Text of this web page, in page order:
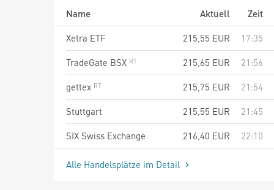
Name Aktuell
Zeit
Xetra ETF
215,55 EUR
17:35
TradeGate BSX
215,65 EUR
21:56
gettex
215,75 EUR
21:54
Stuttgart
215,55 EUR
21:45
SIX Swiss Exchange
216,40 EUR 22:10
Alle Handelsplätze im Detail